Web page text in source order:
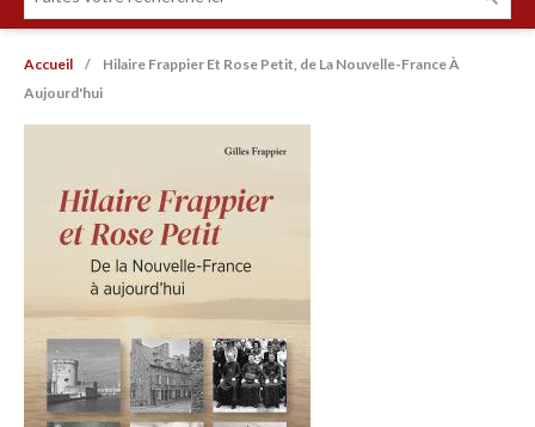
Livres par page
Fil d'Ariane
Accueil
Hilaire Frappier Et Rose Petit, de La Nouvelle-France À
Aujourd'hui